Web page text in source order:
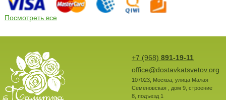
Посмотреть все
+7 (968) 891-19-11
office@dostavkatsvetov.org
107023, Москва, улица Малая
Семеновская , дом 9, строение
8, подъезд 1